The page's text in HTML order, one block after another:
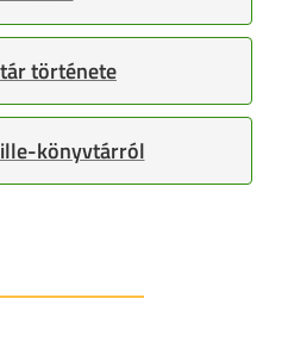
története
könyvtárról